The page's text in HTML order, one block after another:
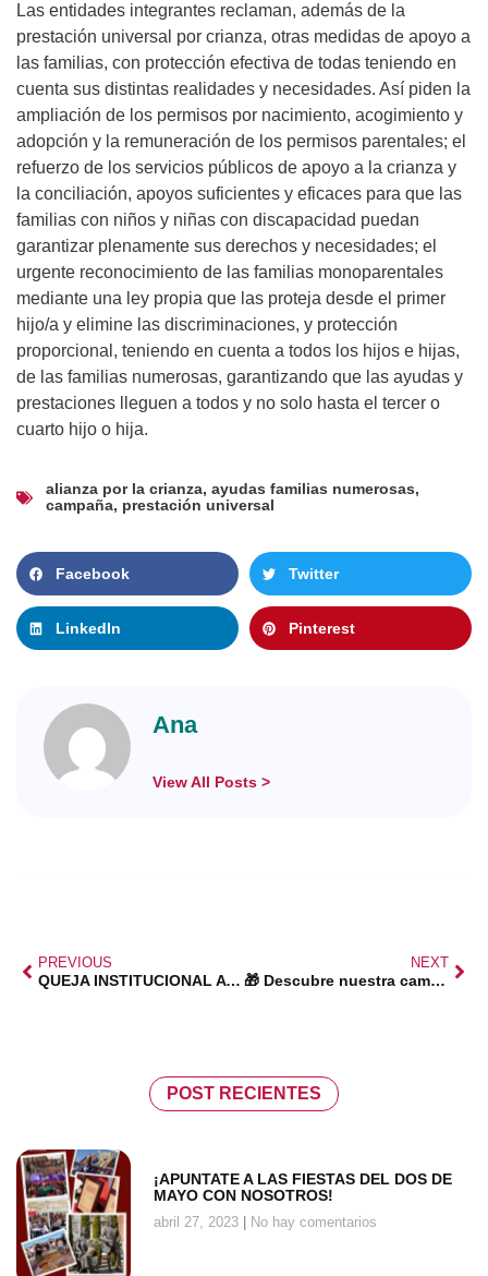
Las entidades integrantes reclaman, además de la
prestación universal por crianza, otras medidas de apoyo a
las familias, con protección efectiva de todas teniendo en
cuenta sus distintas realidades y necesidades. Así piden la
ampliación de los permisos por nacimiento, acogimiento y
adopción y la remuneración de los permisos parentales; el
refuerzo de los servicios públicos de apoyo a la crianza y
la conciliación, apoyos suficientes y eficaces para que las
familias con niños y niñas con discapacidad puedan
garantizar plenamente sus derechos y necesidades; el
urgente reconocimiento de las familias monoparentales
mediante una ley propia que las proteja desde el primer
hijo/a y elimine las discriminaciones, y protección
proporcional, teniendo en cuenta a todos los hijos e hijas,
de las familias numerosas, garantizando que las ayudas y
prestaciones lleguen a todos y no solo hasta el tercer o
cuarto hijo o hija.
alianza por la crianza, ayudas familias numerosas,
campaña, prestación universal
Facebook Twitter
LinkedIn Pinterest
Ana
View All Posts >
PREVIOUS
QUEJA INSTITUCIONAL AYUNTAMIENTO SANSE
NEXT
🎁 Descubre nuestra campaña: «Una familia, un regalo»
POST RECIENTES
¡APUNTATE A LAS FIESTAS DEL DOS DE
MAYO CON NOSOTROS!
abril 27, 2023 No hay comentarios